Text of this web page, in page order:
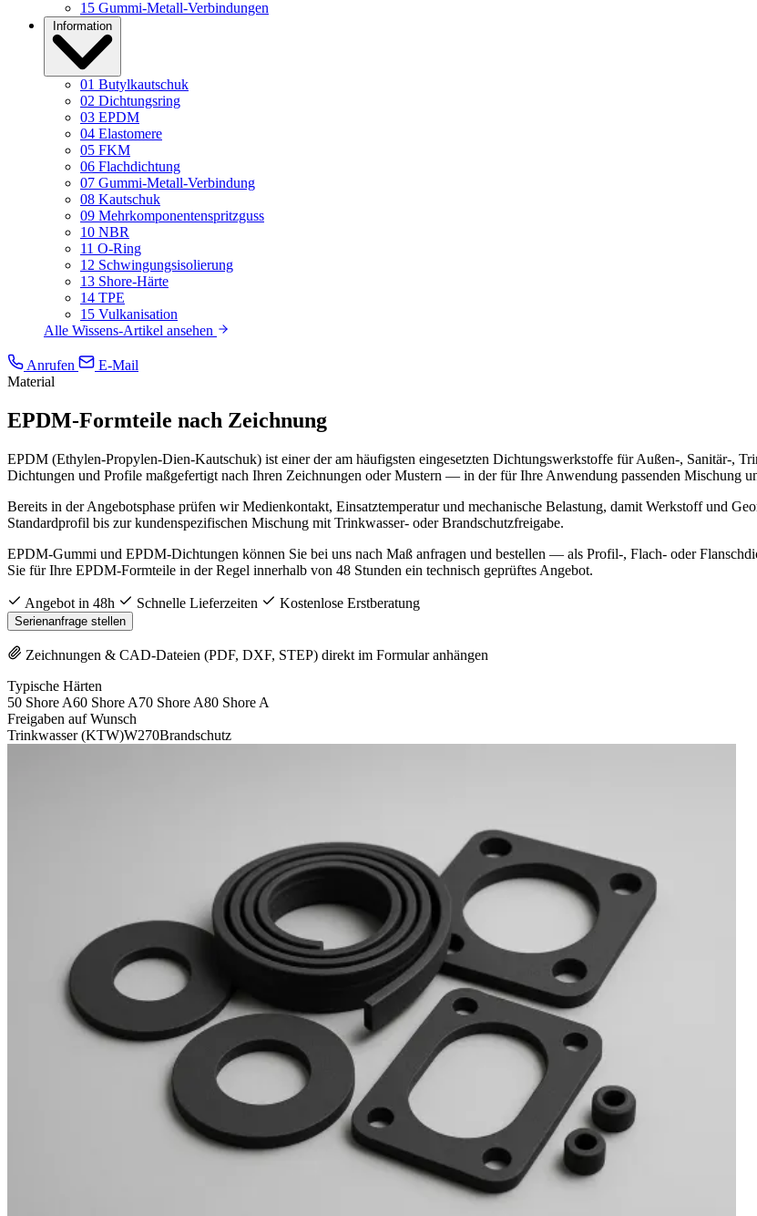
15 Gummi-Metall-Verbindungen
01 Butylkautschuk
02 Dichtungsring
03 EPDM
04 Elastomere
05 FKM
06 Flachdichtung
07 Gummi-Metall-Verbindung
08 Kautschuk
09 Mehrkomponentenspritzguss
10 NBR
11 O-Ring
12 Schwingungsisolierung
13 Shore-Härte
14 TPE
15 Vulkanisation
Alle Wissens-Artikel ansehen
Anrufen
E-Mail
Material
EPDM-Formteile nach Zeichnung
EPDM (Ethylen-Propylen-Dien-Kautschuk) ist einer der am häufigsten eingesetzten Dichtungswerkstoffe für Außen-, Sanitär-,
Dichtungen und Profile maßgefertigt nach Ihren Zeichnungen oder Mustern — in der für Ihre Anwendung passenden Mischung
Bereits in der Angebotsphase prüfen wir Medienkontakt, Einsatztemperatur und mechanische Belastung, damit Werkstoff und
Standardprofil bis zur kundenspezifischen Mischung mit Trinkwasser- oder Brandschutzfreigabe.
EPDM-Gummi und EPDM-Dichtungen können Sie bei uns nach Maß anfragen und bestellen — als Profil-, Flach- oder
Sie für Ihre EPDM-Formteile in der Regel innerhalb von 48 Stunden ein technisch geprüftes Angebot.
Angebot in 48h Schnelle Lieferzeiten Kostenlose Erstberatung
Serienanfrage stellen
Zeichnungen & CAD-Dateien (PDF, DXF, STEP) direkt im Formular anhängen
Typische Härten
50 Shore A60 Shore A70 Shore A80 Shore A
Freigaben auf Wunsch
Trinkwasser (KTW)W270Brandschutz